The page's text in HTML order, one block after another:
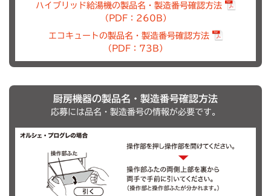
ハイブリッド給湯機の製品名・製造番号確認方法
（PDF：260B）
エコキュートの製品名・製造番号確認方法
（PDF：73B）
厨房機器の製品名・製造番号確認方法
応募には品名・製造番号の情報が必要です。